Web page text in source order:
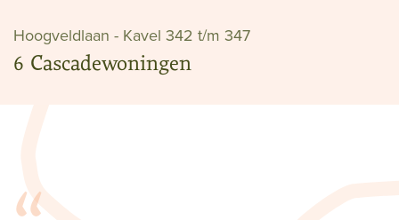
Hoogveldlaan - Kavel 342 t/m 347
6 Cascadewoningen